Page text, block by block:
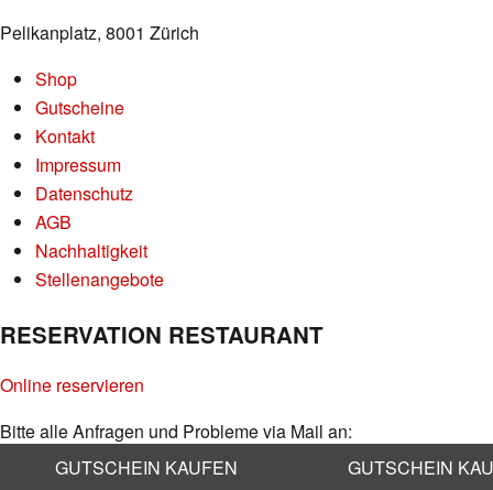
Pelikanplatz, 8001 Zürich
Shop
Gutscheine
Kontakt
Impressum
Datenschutz
AGB
Nachhaltigkeit
Stellenangebote
RESERVATION RESTAURANT
Online reservieren
Bitte alle Anfragen und Probleme via Mail an:
info@kaufleuten.ch
GUTSCHEIN KAUFEN GUTSCHEIN